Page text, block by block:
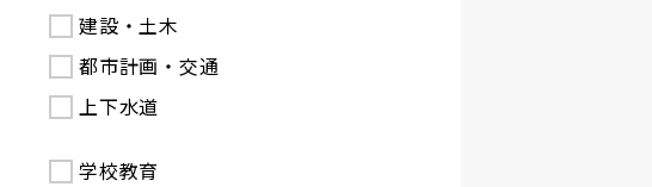
建設・土木
都市計画・交通
上下水道
学校教育